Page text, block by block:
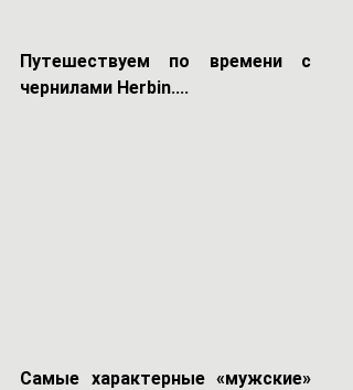
Путешествуем по времени с
чернилами Herbin....
Самые характерные «мужские»